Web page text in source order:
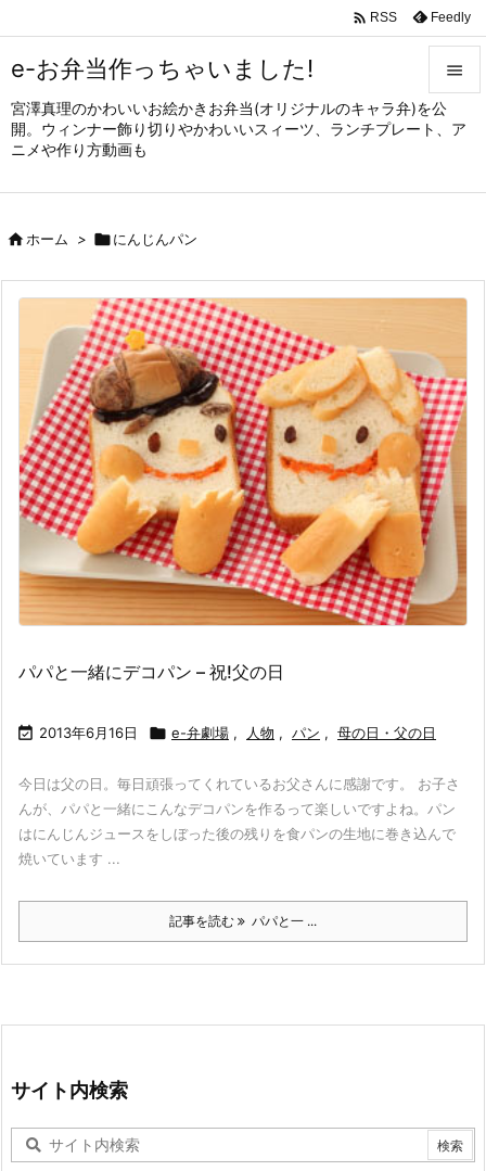
e-お弁当作っちゃいました!
宮澤真理のかわいいお絵かきお弁当(オリジナルのキャラ弁)を公
開。ウィンナー飾り切りやかわいいスィーツ、ランチプレート、ア
ニメや作り方動画も


メニュ
サイド

次へ
検索
 RSS Feedly
ホーム > にんじんパン
パパと一緒にデコパン – 祝!父の日
 2013年6月16日  e-弁劇場 , 人物 , パン , 母の日・父の日
今日は父の日。毎日頑張ってくれているお父さんに感謝です。 お子さ
んが、パパと一緒にこんなデコパンを作るって楽しいですよね。パン
はにんじんジュースをしぼった後の残りを食パンの生地に巻き込んで
焼いています ...
記事を読む パパと一 ...
サイト内検索